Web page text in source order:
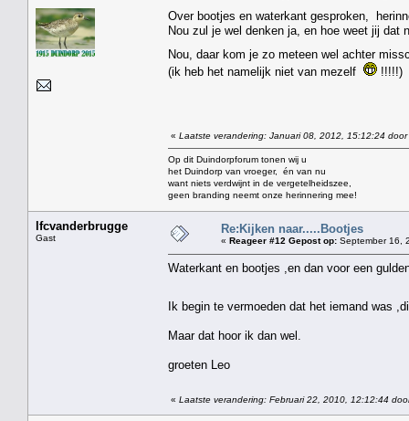
Over bootjes en waterkant gesproken,
Nou zul je wel denken ja, en hoe weet jij dat
Nou, daar kom je zo meteen wel achter
(ik heb het namelijk niet van mezelf
!!!!!)
« Laatste verandering: Januari 08, 2012, 15:12:24 door
Op dit Duindorpforum tonen wij u
het Duindorp van vroeger, én van nu
want niets verdwijnt in de vergetelheidszee,
geen branding neemt onze herinnering mee!
lfcvanderbrugge
Gast
Re:Kijken naar.....Bootjes
« Reageer #12 Gepost op: September 16,
Waterkant en bootjes ,en dan voor een
Ik begin te vermoeden dat het iemand was
Maar dat hoor ik dan wel.
groeten Leo
« Laatste verandering: Februari 22, 2010, 12:12:44